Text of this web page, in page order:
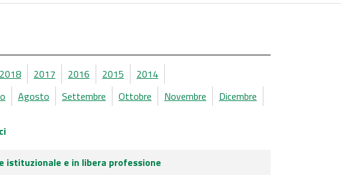
2018 2017 2016 2015
2014
Agosto Settembre Ottobre Novembre Dicembre
istituzionale e in libera professione